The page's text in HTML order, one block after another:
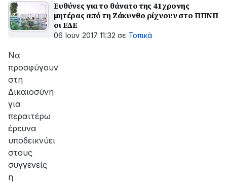
Ευθύνες για το θάνατο της 41χρονης
μητέρας από τη Ζάκυνθο ρίχνουν στο ΠΠΝΠ
οι ΕΔΕ
06 Ιουν 2017 11:32 σε Τοπικά
Να
προσφύγουν
στη
Δικαιοσύνη
για
περαιτέρω
έρευνα
υποδεικνύει
στους
συγγενείς
η